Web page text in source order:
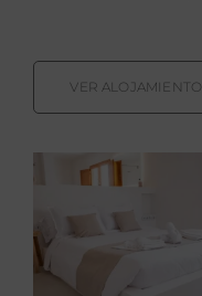
VER ALOJAMIENTO
Cortijo de la
Seda